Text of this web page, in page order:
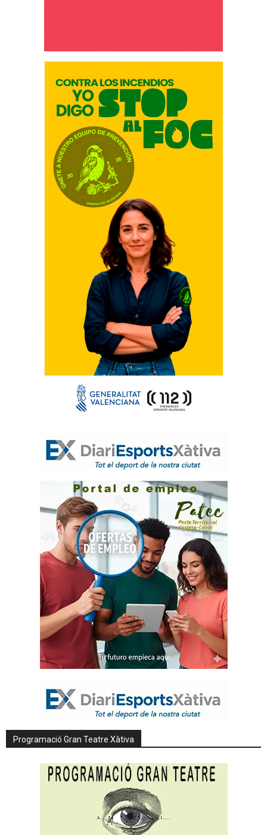
Programació Gran Teatre Xàtiva